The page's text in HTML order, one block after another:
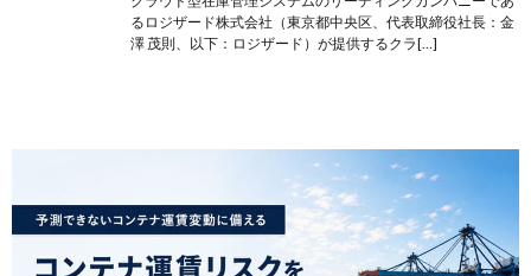
るロジザード株式会社（東京都中央区、代表取締役社長：金
澤 茂則、以下：ロジザード）が提供するクラ[…]